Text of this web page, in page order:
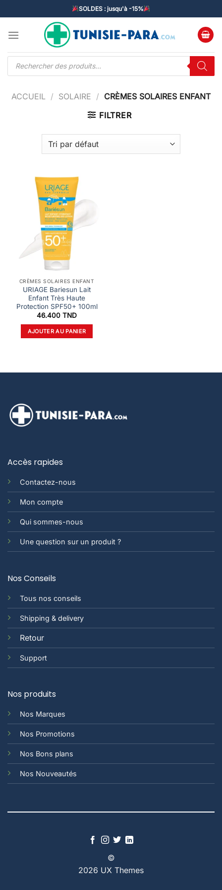
au
contenu
SOLDES : jusqu'à -15%
Recherche
ACCUEIL / SOLAIRE / CRÈMES SOLAIRES ENFANT
FILTRER
CRÈMES SOLAIRES ENFANT
URIAGE Bariesun Lait
Enfant Très Haute
Protection SPF50+ 100ml
46.400 TND
AJOUTER AU PANIER
Accès rapides
Contactez-nous
Mon compte
Qui sommes-nous
Une question sur un produit ?
Nos Conseils
Tous nos conseils
Shipping & delivery
Retour
Support
Nos produits
Nos Marques
Nos Promotions
Nos Bons plans
Nos Nouveautés
©
2026 UX Themes